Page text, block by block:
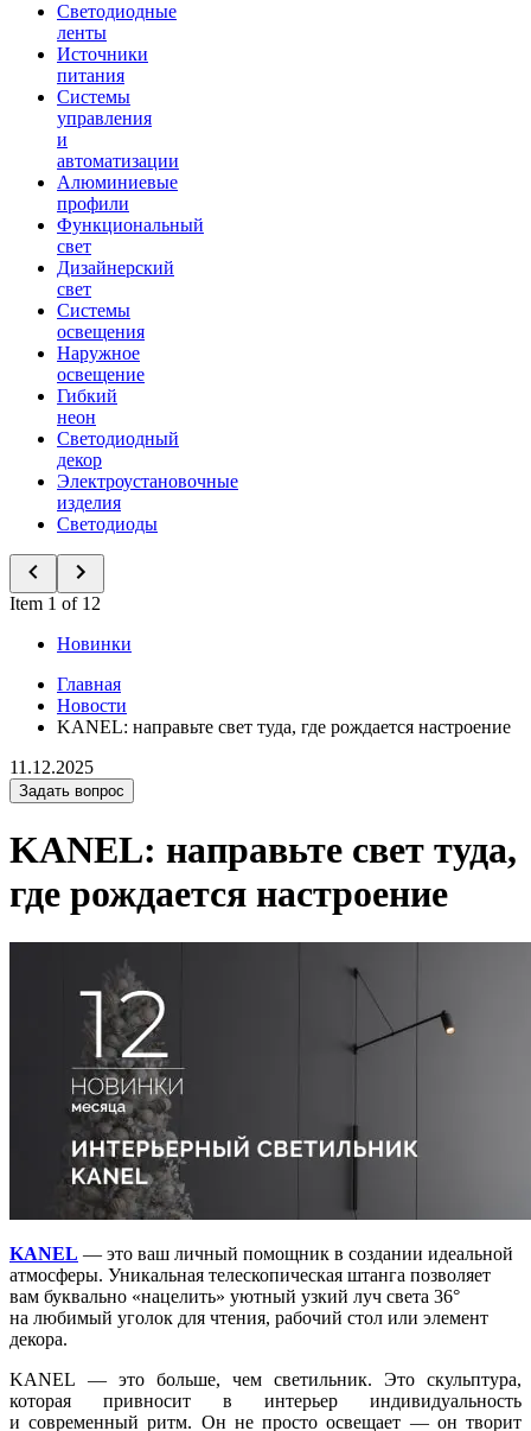
Светодиодные
ленты
Источники
питания
Системы
управления
и
автоматизации
Алюминиевые
профили
Функциональный
свет
Дизайнерский
свет
Системы
освещения
Наружное
освещение
Гибкий
неон
Светодиодный
декор
Электроустановочные
изделия
Светодиоды
Item 1 of 12
Новинки
Главная
Новости
KANEL: направьте свет туда, где рождается настроение
11.12.2025
Задать вопрос
KANEL: направьте свет туда,
где рождается настроение
KANEL — это ваш личный помощник в создании идеальной
атмосферы. Уникальная телескопическая штанга позволяет
вам буквально «нацелить» уютный узкий луч света 36°
на любимый уголок для чтения, рабочий стол или элемент
декора.
KANEL — это больше, чем светильник. Это скульптура,
которая привносит в интерьер индивидуальность
и современный ритм. Он не просто освещает — он творит